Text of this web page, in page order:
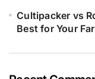
Cultipacker vs
Best for Your